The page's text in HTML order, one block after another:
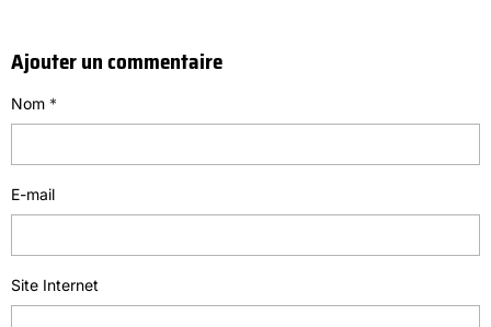
Ajouter un commentaire
Nom
E-mail
Site Internet